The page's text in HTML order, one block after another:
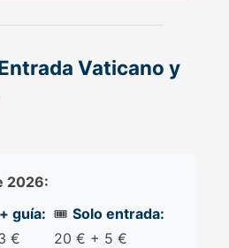
Vaticano y
2026:
guía:
€
🎟️ Solo entrada:
20 € + 5 €